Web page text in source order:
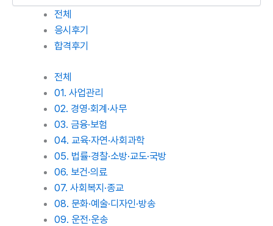
전체
응시후기
합격후기
전체
01. 사업관리
02. 경영·회계·사무
03. 금융·보험
04. 교육·자연·사회과학
05. 법률·경찰·소방·교도·국방
06. 보건·의료
07. 사회복지·종교
08. 문화·예술·디자인·방송
09. 운전·운송